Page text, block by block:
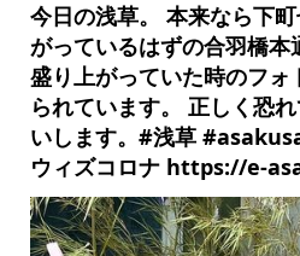
今日の浅草。 本来なら下
がっているはずの合羽橋
盛り上がっていた時のフ
られています。 正しく恐
いします。#浅草
ウィズコロナ https://e-